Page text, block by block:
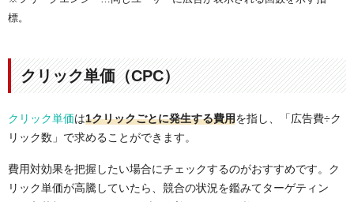
標。
クリック単価（CPC）
クリック単価は1クリックごとに発生する費用を指し、「広告費÷ク
リック数」で求めることができます。
費用対効果を把握したい場合にチェックするのがおすすめです。ク
リック単価が高騰していたら、競合の状況を鑑みてターゲティン